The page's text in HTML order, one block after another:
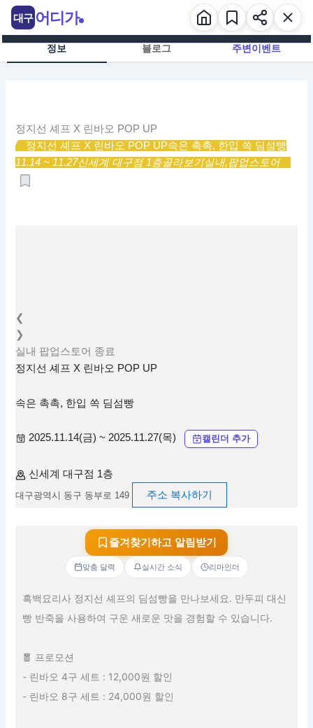
츠
정보 블로그 주변이벤트
정지선 셰프 X 린바오 POP UP
정지선 셰프 X 린바오 POP UP속은 촉촉, 한입 쏙 딤섬빵
11.14 ~ 11.27신세계 대구점 1층골라보기실내,팝업스토어
❮
❯
실내 팝업스토어 종료
정지선 셰프 X 린바오 POP UP
속은 촉촉, 한입 쏙 딤섬빵
2025.11.14(금) ~ 2025.11.27(목) 캘린더 추가
신세계 대구점 1층
대구광역시 동구 동부로 149 주소 복사하기
즐겨찾기하고 알림받기
맞춤 달력 실시간 소식 리마인더
흑백요리사 정지선 셰프의 딤섬빵을 만나보세요. 만두피 대신
빵 반죽을 사용하여 구운 새로운 맛을 경험할 수 있습니다.
🧧 프로모션
- 린바오 4구 세트 : 12,000원 할인
- 린바오 8구 세트 : 24,000원 할인
대구 어디가